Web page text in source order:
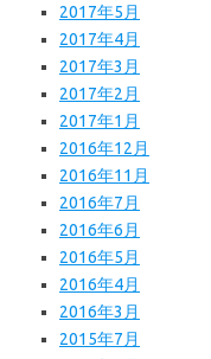
2017年5月
2017年4月
2017年3月
2017年2月
2017年1月
2016年12月
2016年11月
2016年7月
2016年6月
2016年5月
2016年4月
2016年3月
2015年7月